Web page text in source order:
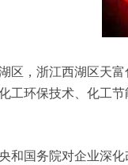
区，浙江西湖区天
工环保技术、化工
和国务院对企业深